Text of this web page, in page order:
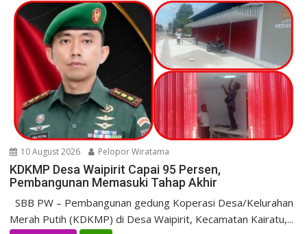
10 August 2026 Pelopor Wiratama
KDKMP Desa Waipirit Capai 95 Persen,
Pembangunan Memasuki Tahap Akhir
SBB PW – Pembangunan gedung Koperasi Desa/Kelurahan
Merah Putih (KDKMP) di Desa Waipirit, Kecamatan Kairatu,...